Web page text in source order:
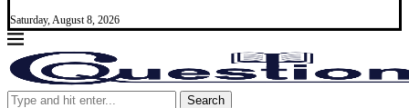
Saturday, August 8, 2026
Search